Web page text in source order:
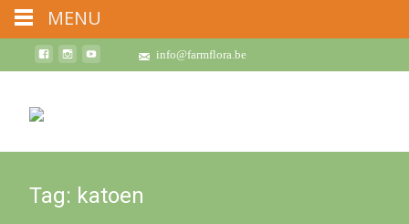
info@farmflora.be
Tag: katoen
MENU